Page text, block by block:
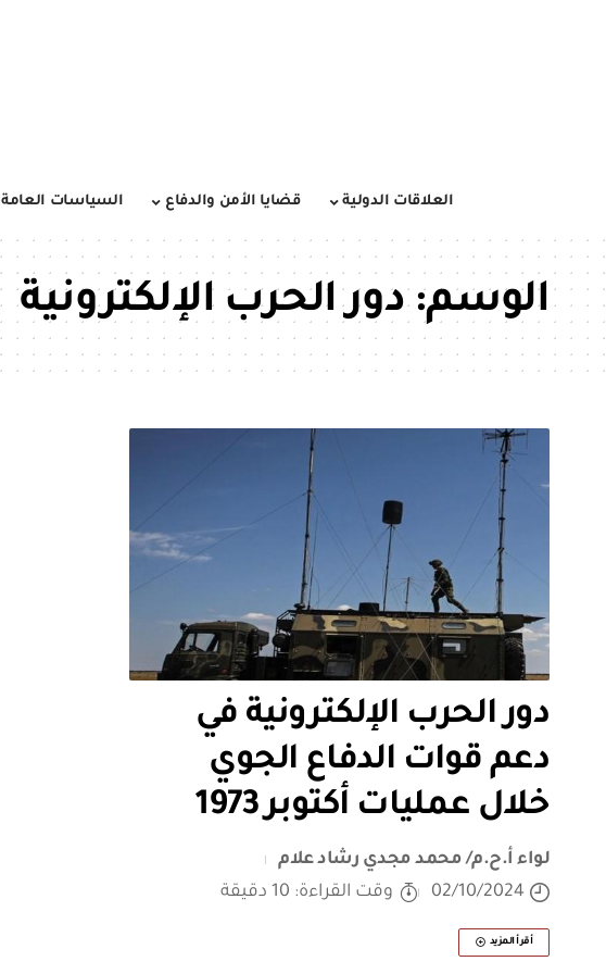
العلاقات الدولية قضايا الأمن والدفاع السياسات العامة
الوسم:دور الحرب الإلكترونية
دور الحرب الإلكترونية في
دعم قوات الدفاع الجوي
خلال عمليات أكتوبر 1973
لواء أ.ح.م/ محمد مجدي رشاد علام
02/10/2024
وقت القراءة: 10 دقيقة
أقرأ المزيد